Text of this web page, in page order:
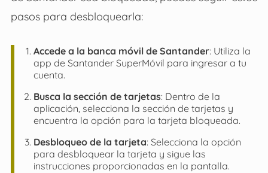
pasos para desbloquearla:
Accede a la banca móvil de Santander: Utiliza la
app de Santander SuperMóvil para ingresar a tu
cuenta.
Busca la sección de tarjetas: Dentro de la
aplicación, selecciona la sección de tarjetas y
encuentra la opción para la tarjeta bloqueada.
Desbloqueo de la tarjeta: Selecciona la opción
para desbloquear la tarjeta y sigue las
instrucciones proporcionadas en la pantalla.